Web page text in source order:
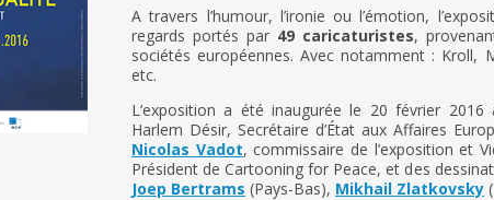
A travers l’humour, l’ironie ou l’émotion,
regards portés par 49 caricaturistes,
sociétés européennes. Avec notamment : Kroll,
etc.
L’exposition a été inaugurée le 20 février
Harlem Désir, Secrétaire d’État aux Affaires
Nicolas Vadot, commissaire de l’exposition et
Président de Cartooning for Peace, et des
Joep Bertrams (Pays-Bas), Mikhail Zlatkovsky